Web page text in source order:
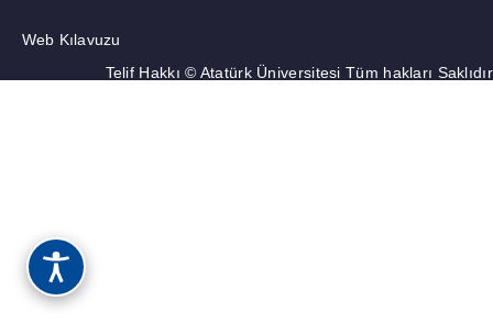
Web Kılavuzu
Telif Hakkı © Atatürk Üniversitesi Tüm hakları Saklıdır